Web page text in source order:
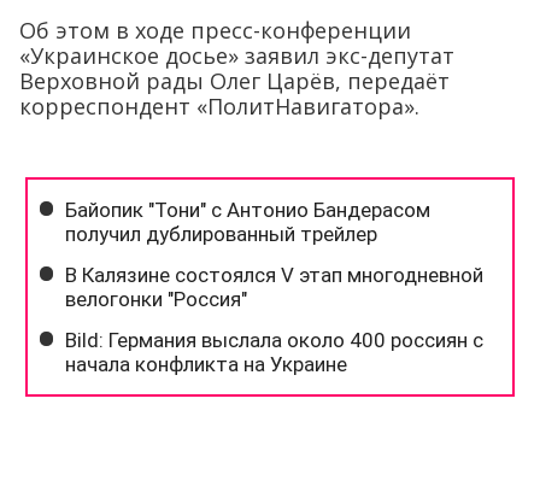
Об этом в ходе пресс-конференции
«Украинское досье» заявил экс-депутат
Верховной рады Олег Царёв, передаёт
корреспондент «ПолитНавигатора».